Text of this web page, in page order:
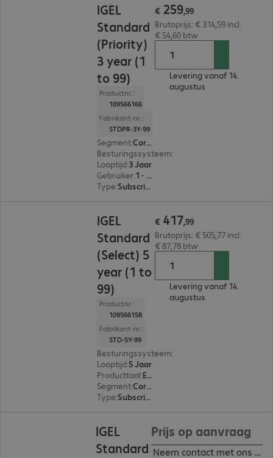
IGEL
Standard
(Priority)
3 year (1
to 99)
Productnr.:
109566166
Fabrikant-nr.:
STDPR-3Y-99
Segment:
Corporate
Besturingssysteem:
Looptijd:3 Jaar
Gebruiker:
1 - 99
Type: Subscription
€ 259,99
Brutoprijs: € 314,59 incl.
€ 54,60 btw
Levering vanaf 14.
augustus
IGEL
Standard
(Select) 5
year (1 to
99)
Productnr.:
109566158
Fabrikant-nr.:
STD-5Y-99
Besturingssysteem:
Looptijd:5 Jaar
Producttaal: Engels, Duits
Segment:
Corporate
Type: Subscription
€ 417,99
Brutoprijs: € 505,77 incl.
€ 87,78 btw
Levering vanaf 14.
augustus
IGEL
Standard
Prijs op aanvraag
Neem contact met ons op